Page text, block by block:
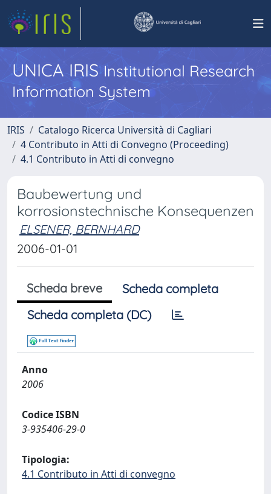
UNICA IRISInstitutional Research
Information System
IRIS
Catalogo Ricerca Università di Cagliari
4 Contributo in Atti di Convegno (Proceeding)
4.1 Contributo in Atti di convegno
Baubewertung und
korrosionstechnische Konsequenzen
ELSENER, BERNHARD
2006-01-01
Scheda breve
Scheda completa
Scheda completa (DC)
Anno
2006
Codice ISBN
3-935406-29-0
Tipologia:
4.1 Contributo in Atti di convegno